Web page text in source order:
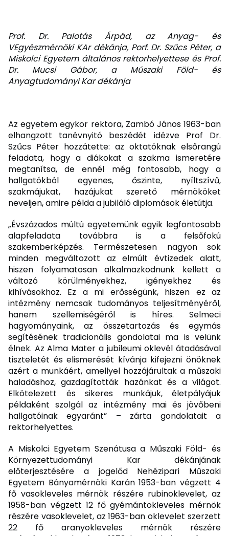
Prof. Dr. Palotás Árpád, az Anyag- és
VEgyészmérnöki KAr dékánja, Porf. Dr. Szűcs Péter, a
Miskolci Egyetem általános rektorhelyettese és Prof.
Dr. Mucsi Gábor, a Múszaki Föld- és
Anyagtudományi Kar dékánja
Az egyetem egykor rektora, Zambó János 1963-ban
elhangzott tanévnyitó beszédét idézve Prof Dr.
Szűcs Péter hozzátette: az oktatóknak elsőrangú
feladata, hogy a diákokat a szakma ismeretére
megtanítsa, de ennél még fontosabb, hogy a
hallgatókból egyenes, őszinte, nyíltszívű,
szakmájukat, hazájukat szerető mérnököket
neveljen, amire példa a jubiláló diplomások életútja.
„Évszázados múltú egyetemünk egyik legfontosabb
alapfeladata továbbra is a felsőfokú
szakemberképzés. Természetesen nagyon sok
minden megváltozott az elmúlt évtizedek alatt,
hiszen folyamatosan alkalmazkodnunk kellett a
változó körülményekhez, igényekhez és
kihívásokhoz. Ez a mi erősségünk, hiszen ez az
intézmény nemcsak tudományos teljesítményéről,
hanem szellemiségéről is híres. Selmeci
hagyományaink, az összetartozás és egymás
segítésének tradicionális gondolatai ma is velünk
élnek. Az Alma Mater a jubileumi oklevél átadásával
tiszteletét és elismerését kívánja kifejezni önöknek
azért a munkáért, amellyel hozzájárultak a műszaki
haladáshoz, gazdagították hazánkat és a világot.
Elkötelezett és sikeres munkájuk, életpályájuk
példaként szolgál az intézmény mai és jövőbeni
hallgatóinak egyaránt” – zárta gondolatait a
rektorhelyettes.
A Miskolci Egyetem Szenátusa a Műszaki Föld- és
Környezettudományi Kar dékánjának
előterjesztésére a jogelőd Nehézipari Műszaki
Egyetem Bányamérnöki Karán 1953-ban végzett 4
fő vasokleveles mérnök részére rubinoklevelet, az
1958-ban végzett 12 fő gyémántokleveles mérnök
részére vasoklevelet, az 1963-ban oklevelet szerzett
22 fő aranyokleveles mérnök részére